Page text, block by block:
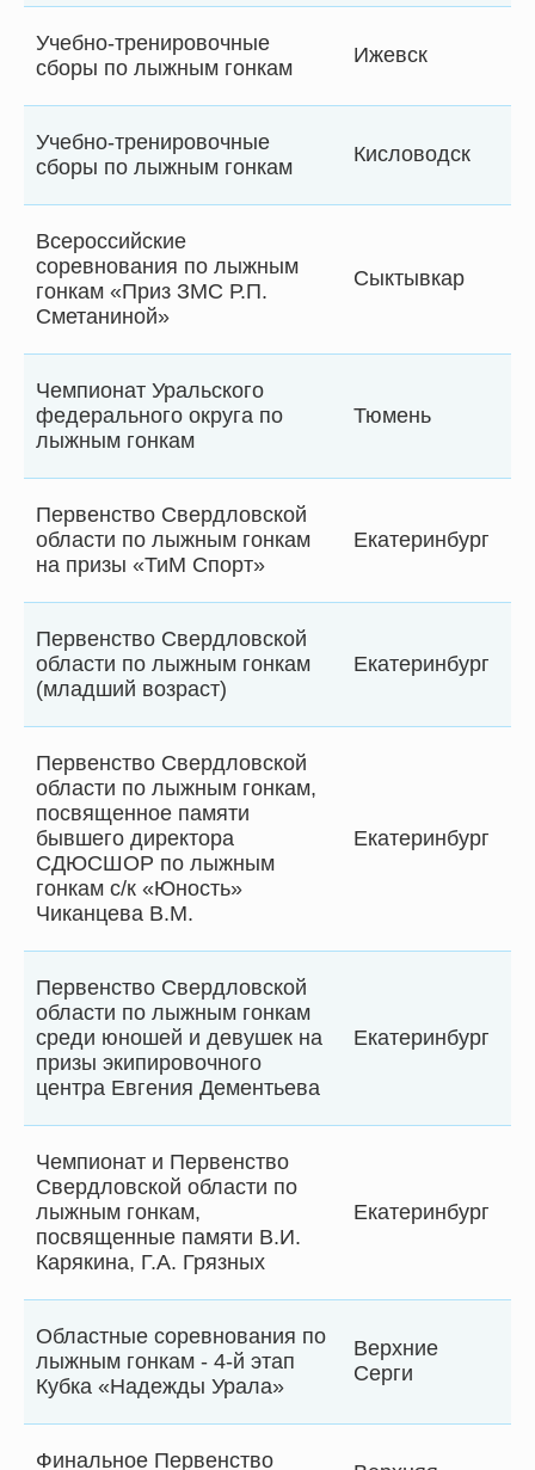
Учебно-тренировочные
сборы по лыжным гонкам
Ижевск
Учебно-тренировочные
сборы по лыжным гонкам
Кисловодск
Всероссийские
соревнования по лыжным
гонкам «Приз ЗМС Р.П.
Сметаниной»
Сыктывкар
Чемпионат Уральского
федерального округа по
лыжным гонкам
Тюмень
Первенство Свердловской
области по лыжным гонкам
на призы «ТиМ Спорт»
Екатеринбург
Первенство Свердловской
области по лыжным гонкам
(младший возраст)
Екатеринбург
Первенство Свердловской
области по лыжным гонкам,
посвященное памяти
бывшего директора
СДЮСШОР по лыжным
гонкам с/к «Юность»
Чиканцева В.М.
Екатеринбург
Первенство Свердловской
области по лыжным гонкам
среди юношей и девушек на
призы экипировочного
центра Евгения Дементьева
Екатеринбург
Чемпионат и Первенство
Свердловской области по
лыжным гонкам,
посвященные памяти В.И.
Карякина, Г.А. Грязных
Екатеринбург
Областные соревнования по
лыжным гонкам - 4-й этап
Кубка «Надежды Урала»
Верхние
Серги
Финальное Первенство